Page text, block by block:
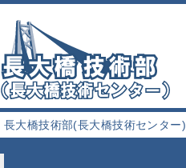
長大橋技術部(長大橋技術センター)